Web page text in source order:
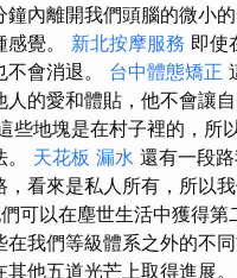
鐘內離開我們頭腦的微小
覺。 新北按摩服務 即使
會消退。 台中體態矯正
人的愛和體貼，他不會讓
些地塊是在村子裡的，所
天花板 漏水 還有一段
，看來是私人所有，所以
可以在塵世生活中獲得第
我們等級體系之外的不
他五道光芒上取得進展。